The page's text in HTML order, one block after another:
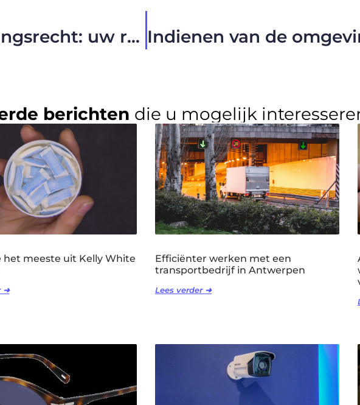
Een advocaat ondernemingsrecht: uw redder in nood
berichten die u mogelijk
het meeste uit Kelly White
➜
Efficiënter werken met een
transportbedrijf in Antwerpen
Lees verder ➜